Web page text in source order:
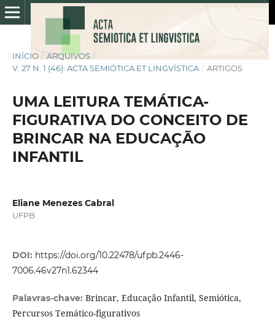
INÍCIO / ARQUIVOS /
V. 27 N. 1 (46): ACTA SEMIÓTICA ET LINGVÍSTICA / ARTIGOS
UMA LEITURA TEMÁTICA-
FIGURATIVA DO CONCEITO DE
BRINCAR NA EDUCAÇÃO
INFANTIL
Eliane Menezes Cabral
UFPB
DOI: https://doi.org/10.22478/ufpb.2446-
7006.46v27n1.62344
Palavras-chave: Brincar, Educação Infantil, Semiótica,
Percursos Temático-figurativos